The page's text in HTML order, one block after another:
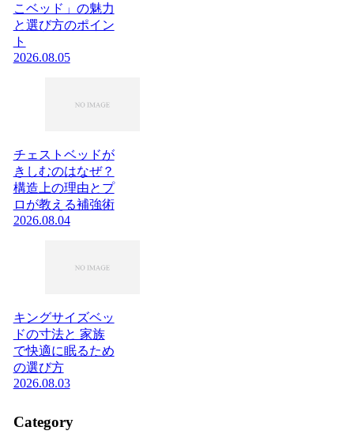
こベッド」の魅力
と選び方のポイン
ト
2026.08.05
チェストベッドが
きしむのはなぜ？
構造上の理由とプ
ロが教える補強術
2026.08.04
キングサイズベッ
ドの寸法と 家族
で快適に眠るため
の選び方
2026.08.03
Category